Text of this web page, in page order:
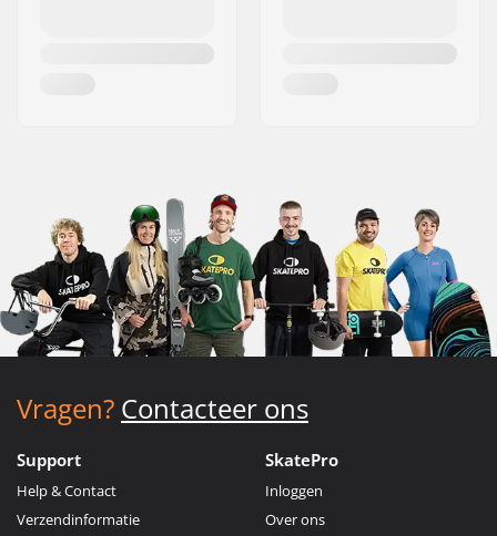
Vragen? Contacteer ons
Support
Help & Contact
Verzendinformatie
SkatePro
Inloggen
Over ons